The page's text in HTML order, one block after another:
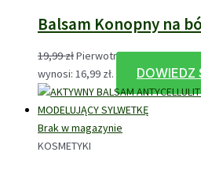
Balsam Konopny na
19,99złPierwotna cena wynosiła:
wynosi: 16,99 zł.
DOWIEDZ
Brak w magazynie
KOSMETYKI